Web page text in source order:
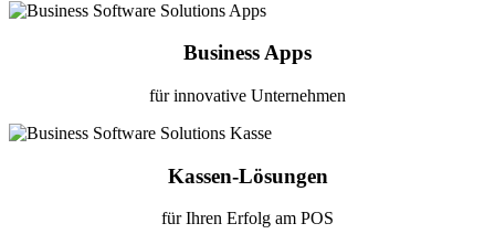
Business Apps
für innovative Unternehmen
Kassen-Lösungen
für Ihren Erfolg am POS